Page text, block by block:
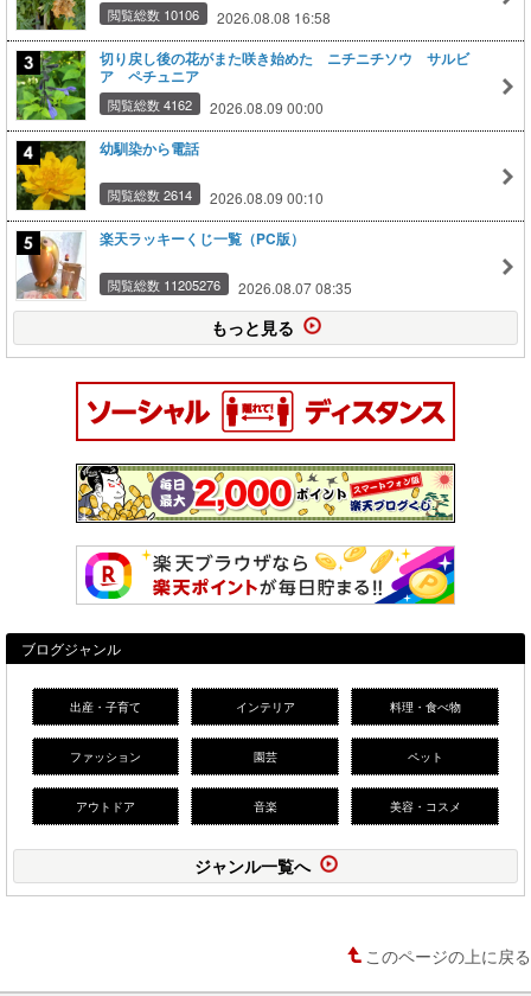
閲覧総数 10106 2026.08.08 16:58
切り戻し後の花がまた咲き始めた ニチニチソウ サルビ
ア ペチュニア
閲覧総数 4162 2026.08.09 00:00
幼馴染から電話
閲覧総数 2614 2026.08.09 00:10
楽天ラッキーくじ一覧（PC版）
閲覧総数 11205276 2026.08.07 08:35
もっと見る
ブログジャンル
出産・子育て インテリア 料理・食べ物
ファッション 園芸 ペット
アウトドア 音楽 美容・コスメ
ジャンル一覧へ
このページの上に戻る